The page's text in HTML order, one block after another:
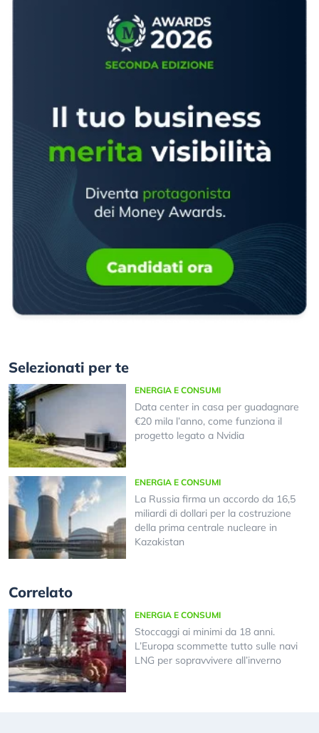
Selezionati per te
ENERGIA E CONSUMI
Data center in casa per guadagnare
€20 mila l’anno, come funziona il
progetto legato a Nvidia
ENERGIA E CONSUMI
La Russia firma un accordo da 16,5
miliardi di dollari per la costruzione
della prima centrale nucleare in
Kazakistan
Correlato
ENERGIA E CONSUMI
Stoccaggi ai minimi da 18 anni.
L’Europa scommette tutto sulle navi
LNG per sopravvivere all’inverno